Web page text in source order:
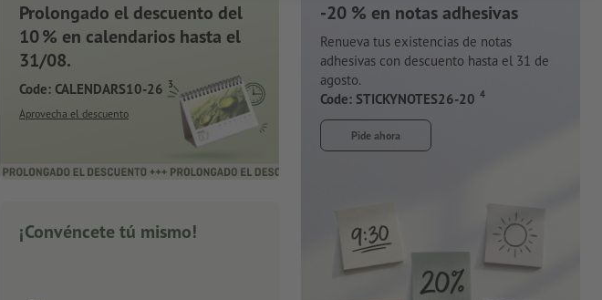
Prolongado el descuento del
10 % en calendarios hasta el
31/08.
Code: CALENDARS10-26 3
Aprovecha el descuento
¡Convéncete tú mismo!
-20 % en notas adhesivas
Renueva tus existencias de notas
adhesivas con descuento hasta el 31 de
agosto.
Code: STICKYNOTES26-20 4
Pide ahora